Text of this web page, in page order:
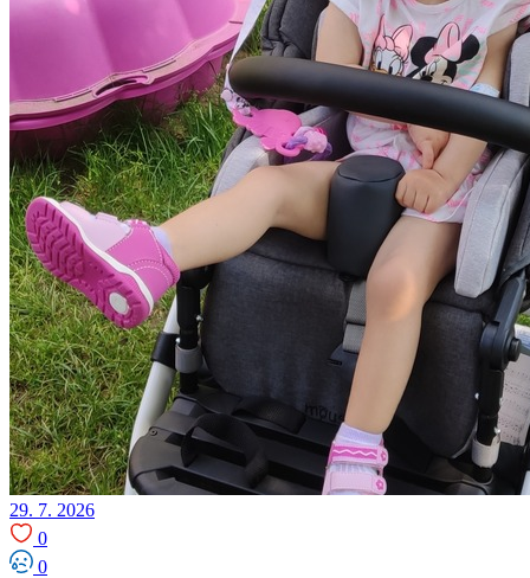
29. 7. 2026
0
0